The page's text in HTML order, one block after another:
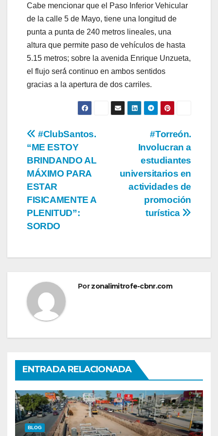
Cabe mencionar que el Paso Inferior Vehicular
de la calle 5 de Mayo, tiene una longitud de
punta a punta de 240 metros lineales, una
altura que permite paso de vehículos de hasta
5.15 metros; sobre la avenida Enrique Unzueta,
el flujo será́ continuo en ambos sentidos
gracias a la apertura de dos carriles.
Navegación
de
entradas
#Torreón.
Involucran a
estudiantes
universitarios en
actividades de
promoción
turística
#ClubSantos.
“ME ESTOY
BRINDANDO AL
MÁXIMO PARA
ESTAR
FISICAMENTE A
PLENITUD”:
SORDO
Porzonalimitrofe-cbnr.com
ENTRADA RELACIONADA
BLOG